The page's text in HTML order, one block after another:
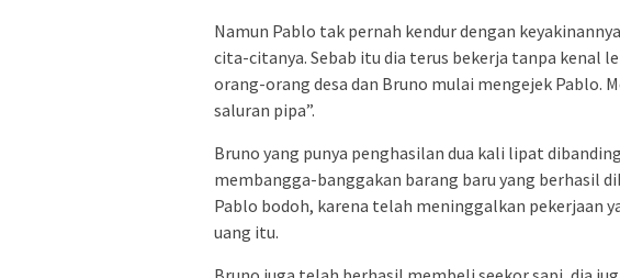
Namun Pablo tak pernah kendur dengan
cita-citanya. Sebab itu dia terus bekerja tanpa kenal
orang-orang desa dan Bruno mulai mengejek Pablo.
saluran pipa”.
Bruno yang punya penghasilan dua kali lipat
membangga-banggakan barang baru yang berhasil
Pablo bodoh, karena telah meninggalkan pekerjaan
uang itu.